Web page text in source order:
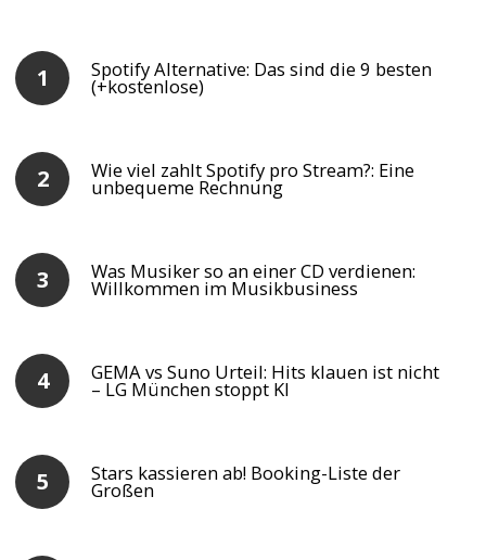
Spotify Alternative: Das sind die 9 besten
(+kostenlose)
Wie viel zahlt Spotify pro Stream?: Eine
unbequeme Rechnung
Was Musiker so an einer CD verdienen:
Willkommen im Musikbusiness
GEMA vs Suno Urteil: Hits klauen ist nicht
– LG München stoppt KI
Stars kassieren ab! Booking-Liste der
Großen